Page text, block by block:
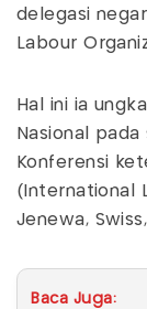
delegasi
Labour
Hal ini ia
Nasional
Konferensi
(International
Jenewa,
Baca Juga: